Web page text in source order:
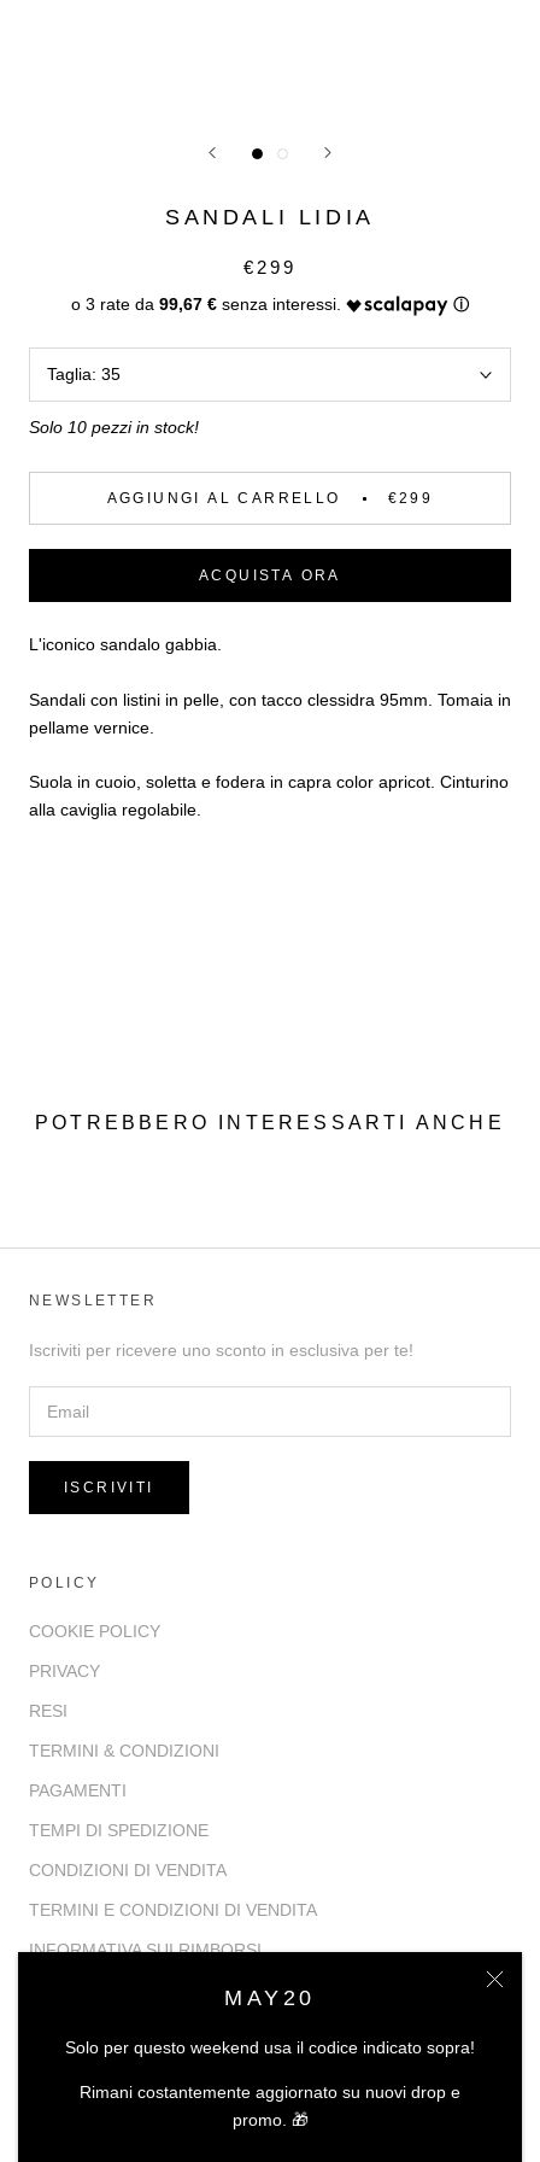
MAY20
Solo per questo weekend usa il codice indicato sopra!
Rimani costantemente aggiornato su nuovi drop e
promo. 🎁
SANDALI LIDIA
€299
99,67 €
Taglia: 35
Solo 10 pezzi in stock!
AGGIUNGI AL CARRELLO €299
ACQUISTA ORA
L'iconico sandalo gabbia.
Sandali con listini in pelle, con tacco clessidra 95mm. Tomaia in
pellame vernice.
Suola in cuoio, soletta e fodera in capra color apricot. Cinturino
alla caviglia regolabile.
POTREBBERO INTERESSARTI ANCHE
NEWSLETTER
Iscriviti per ricevere uno sconto in esclusiva per te!
ISCRIVITI
POLICY
COOKIE POLICY
PRIVACY
RESI
TERMINI & CONDIZIONI
PAGAMENTI
TEMPI DI SPEDIZIONE
CONDIZIONI DI VENDITA
TERMINI E CONDIZIONI DI VENDITA
INFORMATIVA SUI RIMBORSI